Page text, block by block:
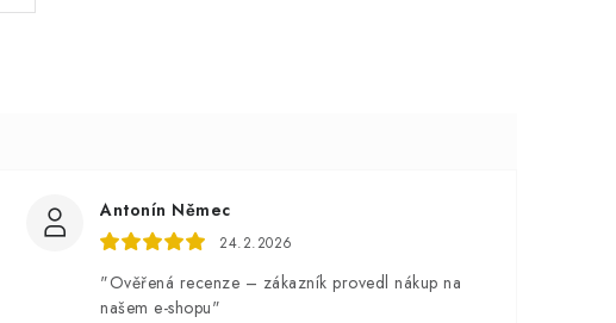
Antonín Němec
24.2.2026
"Ověřená recenze – zákazník provedl nákup na
našem e-shopu"